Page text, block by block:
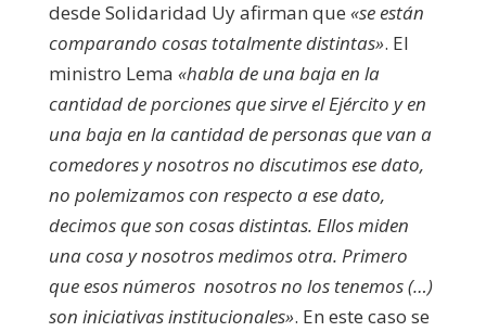
desde Solidaridad Uy afirman que «se están
comparando cosas totalmente distintas». El
ministro Lema «habla de una baja en la
cantidad de porciones que sirve el Ejército y en
una baja en la cantidad de personas que van a
comedores y nosotros no discutimos ese dato,
no polemizamos con respecto a ese dato,
decimos que son cosas distintas. Ellos miden
una cosa y nosotros medimos otra. Primero
que esos números nosotros no los tenemos (…)
son iniciativas institucionales». En este caso se